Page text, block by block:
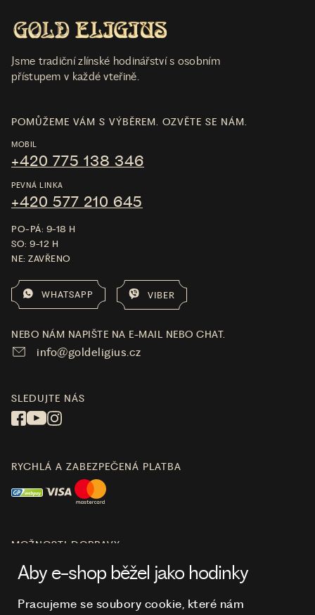
Jsme tradiční zlínské hodinářství s osobním
přístupem v každé vteřině.
POMŮŽEME VÁM S VÝBĚREM. OZVĚTE SE NÁM.
MOBIL
+420 775 138 346
PEVNÁ LINKA
+420 577 210 645
PO-PÁ: 9-18 H
SO: 9-12 H
NE: ZAVŘENO
WHATSAPP VIBER
NEBO NÁM NAPIŠTE NA E-MAIL NEBO CHAT.
info@goldeligius.cz
SLEDUJTE NÁS
RYCHLÁ A ZABEZPEČENÁ PLATBA
MOŽNOSTI DOPRAVY
Aby e-shop běžel jako hodinky
Pracujeme se soubory cookie, které nám